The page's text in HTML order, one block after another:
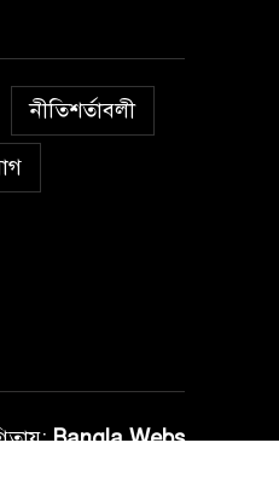
নীতিশর্তাবলী
Bangla Webs